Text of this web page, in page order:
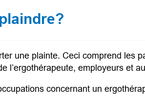
une plainte. Ceci comprend les
l’ergothérapeute, employeurs et
concernant un